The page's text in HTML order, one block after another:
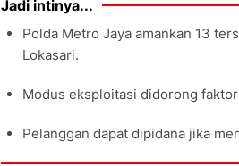
Jadi intinya...
Polda Metro Jaya amankan 13
Lokasari.
Modus eksploitasi didorong
Pelanggan dapat dipidana jika